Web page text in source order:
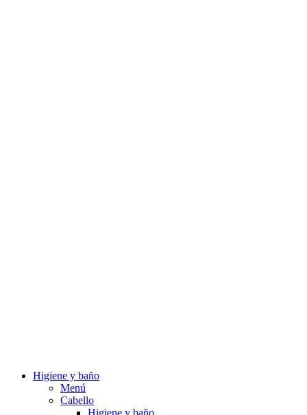
Higiene y baño
Menú
Cabello